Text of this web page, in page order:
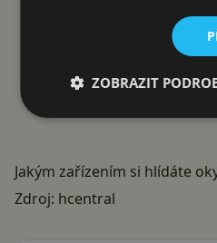
Jakým zařízením si hlídáte
Zdroj: hcentral
ZOBRAZIT